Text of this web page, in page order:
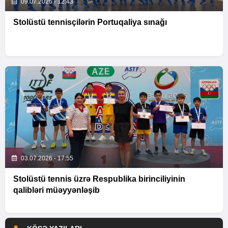
09.07.2026 - 12:43
Stolüstü tennisçilərin Portuqaliya sınağı
03.07.2026 - 17:55
Stolüstü tennis üzrə Respublika birinciliyinin
qalibləri müəyyənləşib